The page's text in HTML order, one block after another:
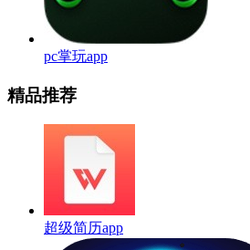
pc掌玩app
精品推荐
超级简历app